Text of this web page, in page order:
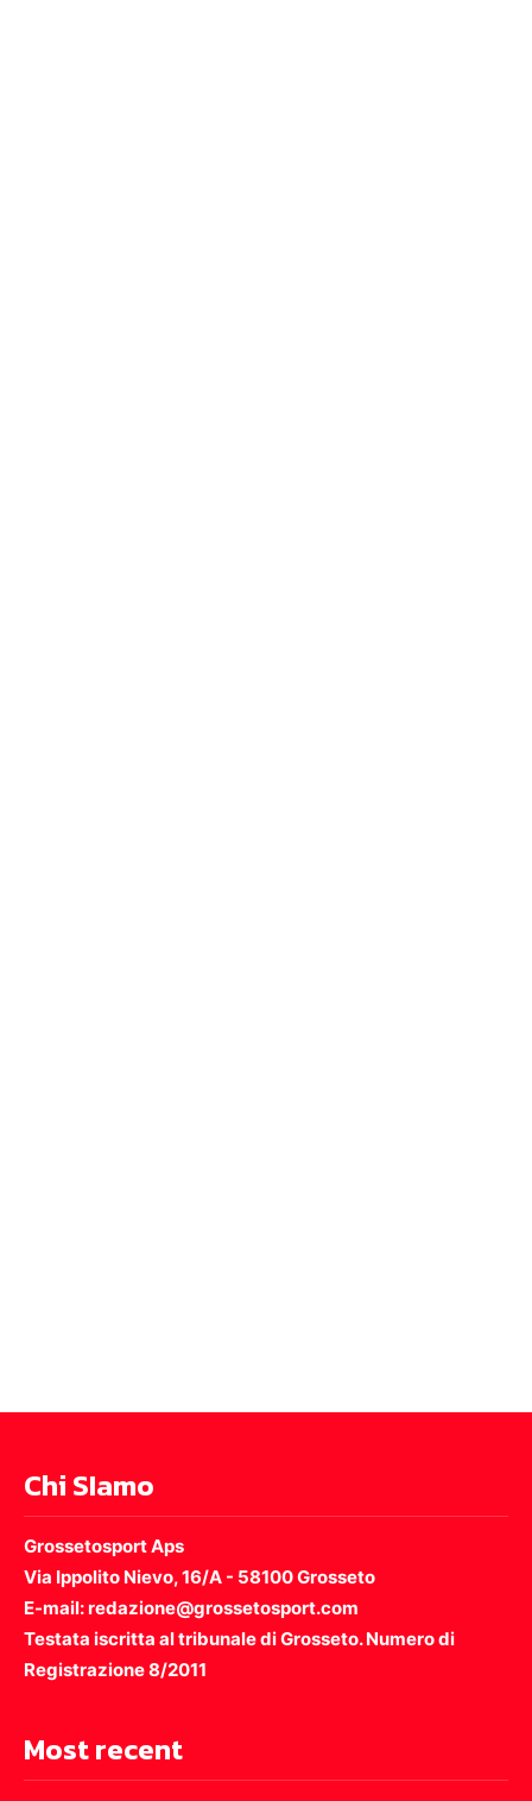
Chi SIamo
Grossetosport Aps
Via Ippolito Nievo, 16/A - 58100 Grosseto
E-mail: redazione@grossetosport.com
Testata iscritta al tribunale di Grosseto. Numero di
Registrazione 8/2011
Most recent